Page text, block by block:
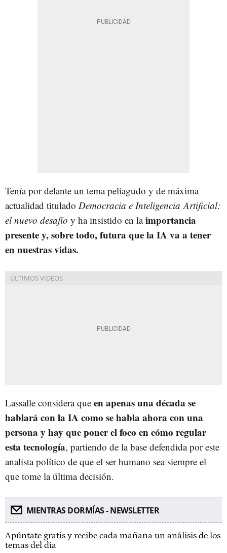
Tenía por delante un tema peliagudo y de máxima
actualidad titulado Democracia e Inteligencia Artificial:
el nuevo desafío y ha insistido en laimportancia
presente y, sobre todo, futura que la IA va a tener
en nuestras vidas.
Lassalle considera que en apenas una década se
hablará con la IA como se habla ahora con una
persona y hay que poner el foco en cómo regular
esta tecnología, partiendo de la base defendida por este
analista político de que el ser humano sea siempre el
que tome la última decisión.
MIENTRAS DORMÍAS - NEWSLETTER
Apúntate gratis y recibe cada mañana un análisis de los
temas del día